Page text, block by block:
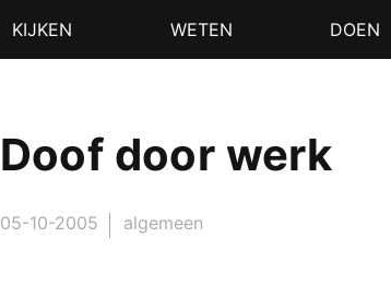
KIJKEN WETEN DOEN
Doof door werk
05-10-2005 algemeen